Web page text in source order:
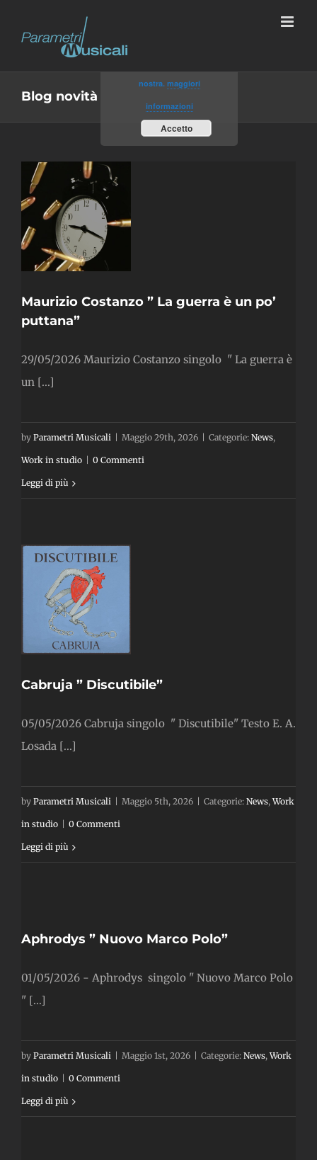
Blog novità
Maurizio Costanzo ” La guerra è un po’
puttana”
29/05/2026 Maurizio Costanzo singolo " La guerra è
un [...]
by Parametri Musicali Maggio 29th, 2026 Categorie: News,
Work in studio 0 Commenti
Leggi di più
Cabruja ” Discutibile”
05/05/2026 Cabruja singolo " Discutibile" Testo E. A.
Losada [...]
by Parametri Musicali Maggio 5th, 2026 Categorie: News,Work
in studio 0 Commenti
Leggi di più
Aphrodys ” Nuovo Marco Polo”
01/05/2026 - Aphrodys singolo " Nuovo Marco Polo
" [...]
by Parametri Musicali Maggio 1st, 2026 Categorie: News,Work
in studio 0 Commenti
Leggi di più
nostra. maggiori
informazioni
Accetto